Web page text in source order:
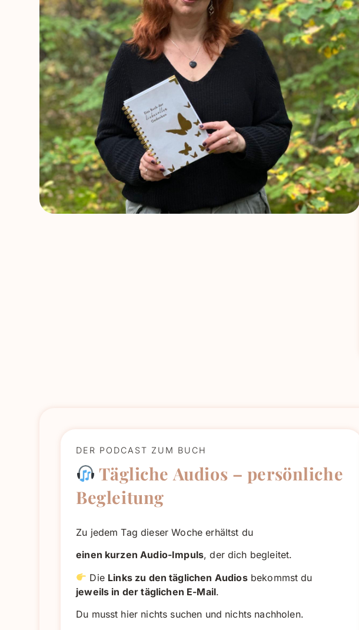
DER PODCAST ZUM BUCH
Tägliche Audios – persönliche
Begleitung
Zu jedem Tag dieser Woche erhältst du
einen kurzen Audio-Impuls, der dich begleitet.
Die Links zu den täglichen Audiosbekommst du
jeweils in der täglichen E-Mail.
Du musst hier nichts suchen und nichts nachholen.